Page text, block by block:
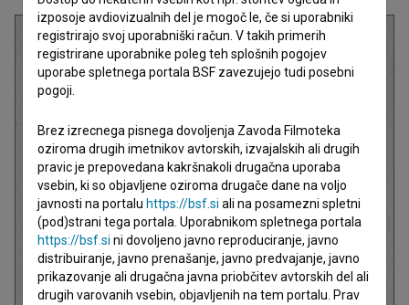
izposoje avdiovizualnih del je mogoč le, če si uporabniki
registrirajo svoj uporabniški račun. V takih primerih
registrirane uporabnike poleg teh splošnih pogojev
uporabe spletnega portala BSF zavezujejo tudi posebni
pogoji.
Brez izrecnega pisnega dovoljenja Zavoda Filmoteka
oziroma drugih imetnikov avtorskih, izvajalskih ali drugih
pravic je prepovedana kakršnakoli drugačna uporaba
vsebin, ki so objavljene oziroma drugače dane na voljo
javnosti na portalu https://bsf.si ali na posamezni spletni
(pod)strani tega portala. Uporabnikom spletnega portala
https://bsf.si ni dovoljeno javno reproduciranje, javno
distribuiranje, javno prenašanje, javno predvajanje, javno
prikazovanje ali drugačna javna priobčitev avtorskih del ali
drugih varovanih vsebin, objavljenih na tem portalu. Prav